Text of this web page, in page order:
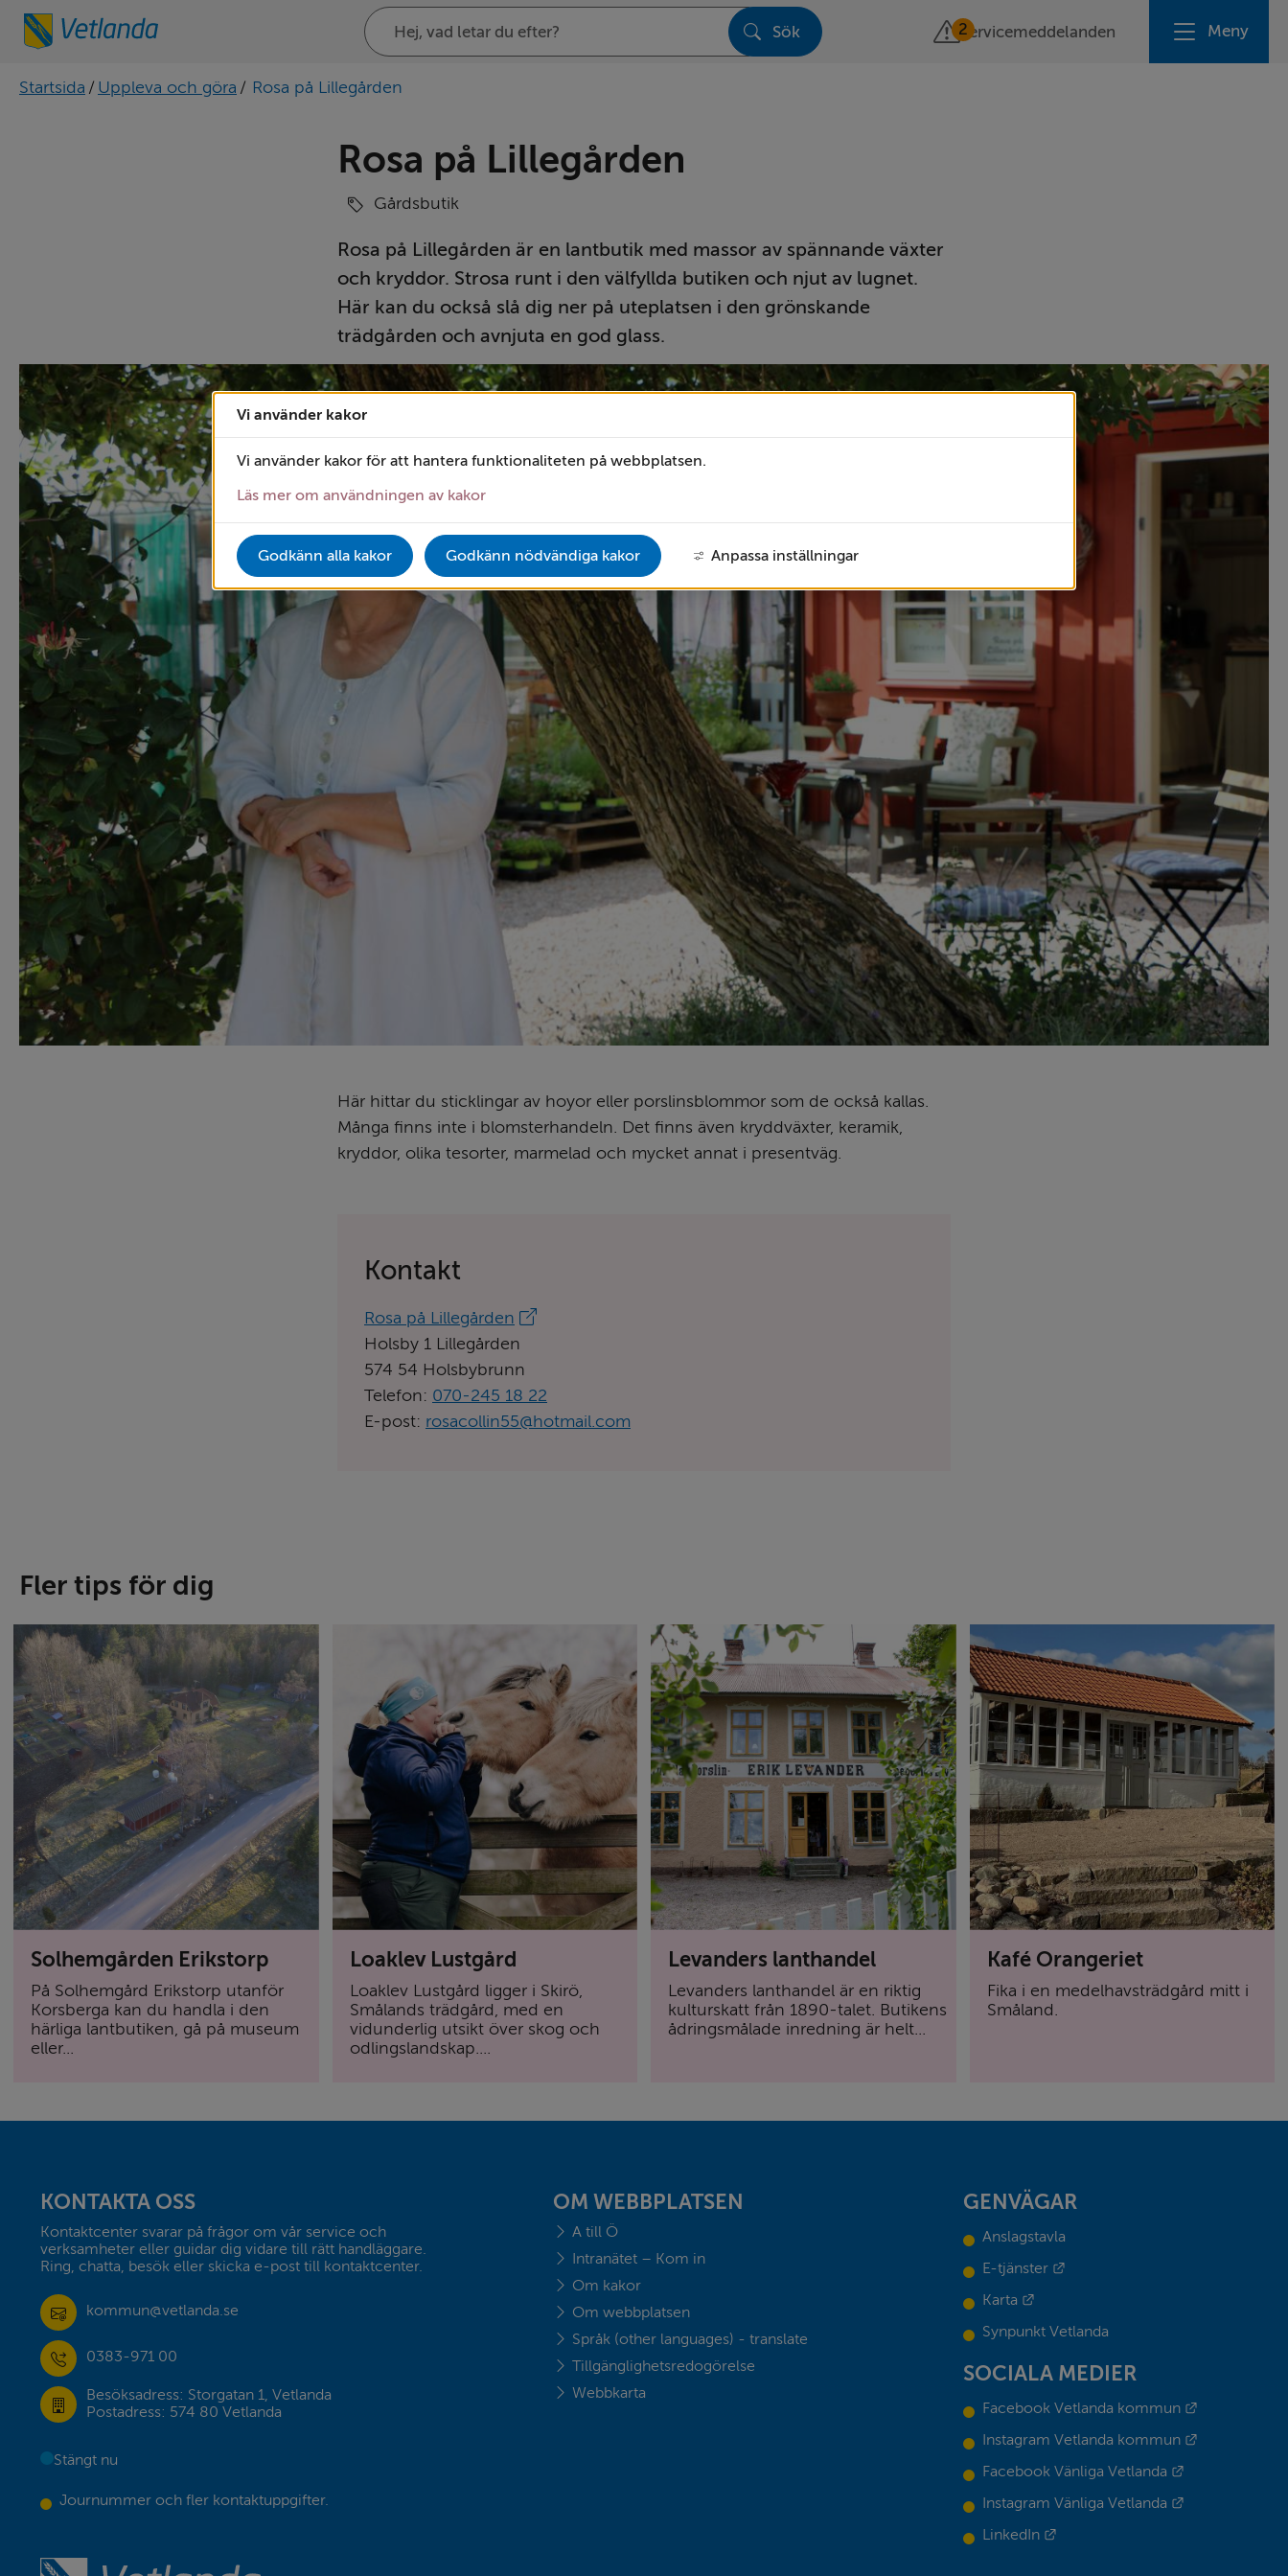
Vi använder kakor
Vi använder kakor för att hantera funktionaliteten på webbplatsen.
Läs mer om användningen av kakor
Godkänn alla kakor Godkänn nödvändiga kakor Anpassa inställningar
Sök
på
webbplatsen
Sök 2
Servicemeddelanden Meny
Startsida / Uppleva och göra / Rosa på Lillegården
Rosa på Lillegården
Gårdsbutik
Rosa på Lillegården är en lantbutik med massor av spännande växter
och kryddor. Strosa runt i den välfyllda butiken och njut av lugnet.
Här kan du också slå dig ner på uteplatsen i den grönskande
trädgården och avnjuta en god glass.
Här hittar du sticklingar av hoyor eller porslins­blommor som de också kallas.
Många finns inte i blomster­handeln. Det finns även krydd­växter, keramik,
kryddor, olika te­sorter, marmelad och mycket annat i present­väg.
Kontakt
Länk
till
aktörens
hemsida:
Rosa på Lillegården
Holsby 1 Lillegården
574 54 Holsbybrunn
Telefon: 070-245 18 22
E-post: rosacollin55@hotmail.com
Fler tips för dig
Solhemgården Erikstorp
På Solhemgård Erikstorp utanför
Korsberga kan du handla i den
härliga lantbutiken, gå på museum
eller...
Loaklev Lustgård
Loaklev Lustgård ligger i Skirö,
Smålands trädgård, med en
vidunderlig utsikt över skog och
odlingslandskap....
Levanders lanthandel
Levanders lanthandel är en riktig
kulturskatt från 1890-talet. Butikens
ådringsmålade inredning är helt...
Kafé Orangeriet
Fika i en medelhavsträdgård mitt i
Småland.
KONTAKTA OSS
Kontaktcenter svarar på frågor om vår service och
verksamheter eller guidar dig vidare till rätt handläggare.
Ring, chatta, besök eller skicka e-post till kontaktcenter.
kommun@vetlanda.se
0383-971 00
Besöksadress: Storgatan 1, Vetlanda
Postadress: 574 80 Vetlanda
Stängt nu
Journummer och fler kontaktuppgifter.
OM WEBBPLATSEN
A till Ö
Intranätet – Kom in
Om kakor
Om webbplatsen
Språk (other languages) - translate
Tillgänglighetsredogörelse
Webbkarta
GENVÄGAR
Anslagstavla
E-tjänster
Länk till annan webbplats.
Karta
Länk till annan webbplats.
Synpunkt Vetlanda
SOCIALA MEDIER
Facebook Vetlanda kommun
Länk till
Instagram Vetlanda kommun
Länk till
Facebook Vänliga Vetlanda
Länk till annan
Instagram Vänliga Vetlanda
Länk till annan
LinkedIn
Länk till annan webbplats.